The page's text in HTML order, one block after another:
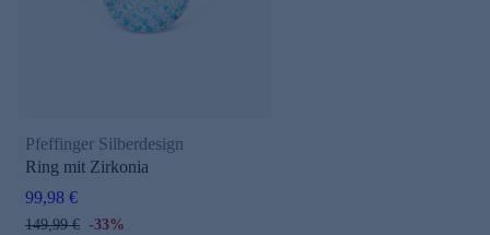
Pfeffinger Silberdesign
Ring mit Zirkonia
99,98 €
149,99 € -33%